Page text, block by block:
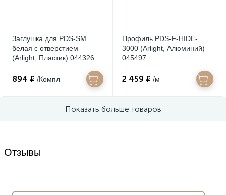
Заглушка для PDS-SM
белая с отверстием
(Arlight, Пластик) 044326
894 ₽ /Компл
Профиль PDS-F-HIDE-
3000 (Arlight, Алюминий)
045497
2 459 ₽ /м
Показать больше товаров
Отзывы